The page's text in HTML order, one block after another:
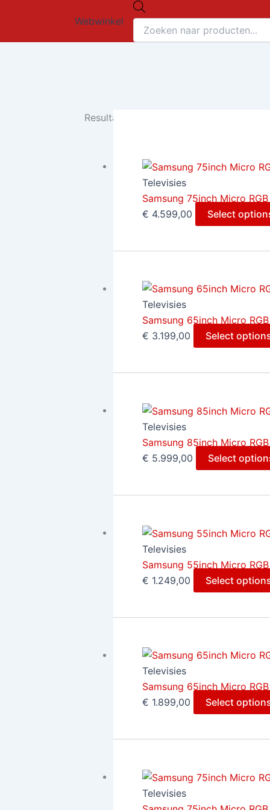
Webwinkel
zoeken
Resultaat 1–9 van de 31 resultaten
Televisies
Samsung 75inch Micro
€ 4.599,00 Select
Televisies
Samsung 65inch Micro
€ 3.199,00 Select
Televisies
Samsung 85inch Micro
€ 5.999,00 Select
Televisies
Samsung 55inch Micro
€ 1.249,00 Select
Televisies
Samsung 65inch Micro
€ 1.899,00 Select
Televisies